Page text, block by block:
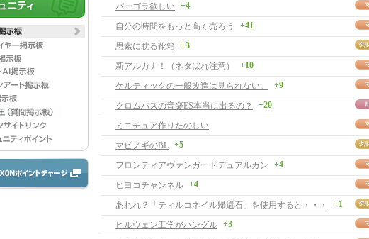
パーゴラ欲しい +4
自分の時間をもっと高く売ろう
+41
思索に耽る靴箱
+3
新アルカナ！（ネタばれ注意）
+10
ケルティックの一般改造は見られない。
+9
クロムバスの音楽ES本当に出るの？
+20
ミニチュア作りたのしい
マビノギのBL +5
フロンティアヴァンガードデュアルガン
+4
ヒヨコチャンネル +4
あれれ？「ティルコネイル帰還石」を使用すると・・・
+1
ヒルウェン工学がハングル +3